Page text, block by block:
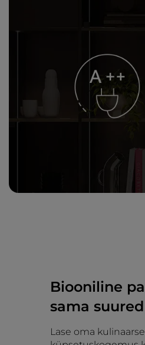
Biooniline
sama
Lase oma